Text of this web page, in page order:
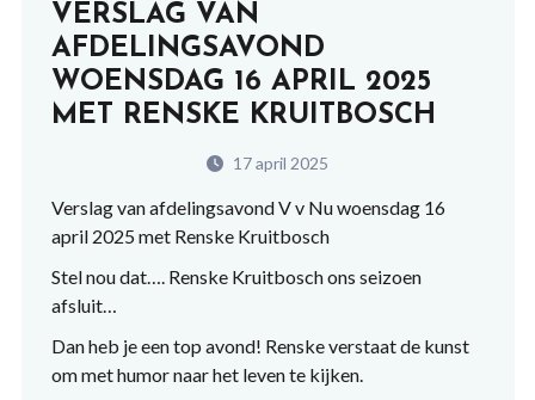
VERSLAG VAN
AFDELINGSAVOND
WOENSDAG 16 APRIL 2025
MET RENSKE KRUITBOSCH
17 april 2025
Verslag van afdelingsavond V v Nu woensdag 16
april 2025 met Renske Kruitbosch
Stel nou dat…. Renske Kruitbosch ons seizoen
afsluit…
Dan heb je een top avond! Renske verstaat de kunst
om met humor naar het leven te kijken.